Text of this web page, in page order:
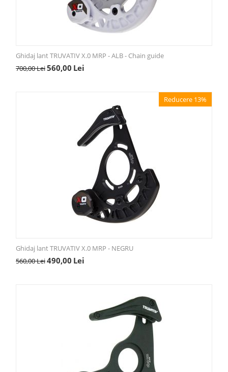
Ghidaj lant TRUVATIV X.0 MRP - ALB - Chain guide
700,00Lei560,00 Lei
Reducere 13%
Ghidaj lant TRUVATIV X.0 MRP - NEGRU
560,00Lei490,00 Lei